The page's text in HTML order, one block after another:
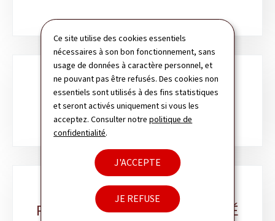
Ce site utilise des cookies essentiels
nécessaires à son bon fonctionnement, sans
usage de données à caractère personnel, et
ne pouvant pas être refusés. Des cookies non
essentiels sont utilisés à des fins statistiques
et seront activés uniquement si vous les
acceptez. Consulter notrepolitique de
confidentialité.
J'ACCEPTE
JE REFUSE
DOCUMENTS DE VOYAGE
PASSEPORT & CARTE D'IDENTITÉ